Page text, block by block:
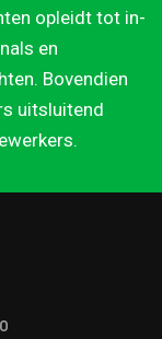
opleidt tot in-
en
Bovendien
uitsluitend